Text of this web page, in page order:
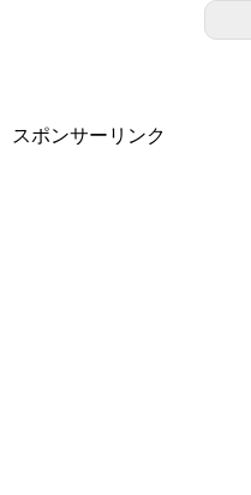
スポンサーリンク